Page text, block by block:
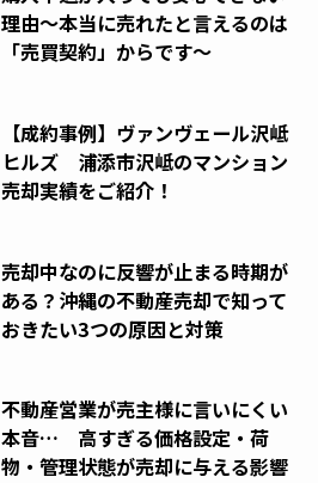
理由～本当に売れたと言えるのは
「売買契約」からです～
【成約事例】ヴァンヴェール沢岻
ヒルズ 浦添市沢岻のマンション
売却実績をご紹介！
売却中なのに反響が止まる時期が
ある？沖縄の不動産売却で知って
おきたい3つの原因と対策
不動産営業が売主様に言いにくい
本音… 高すぎる価格設定・荷
物・管理状態が売却に与える影響